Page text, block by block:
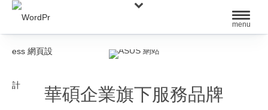
華碩企業旗下服務品牌